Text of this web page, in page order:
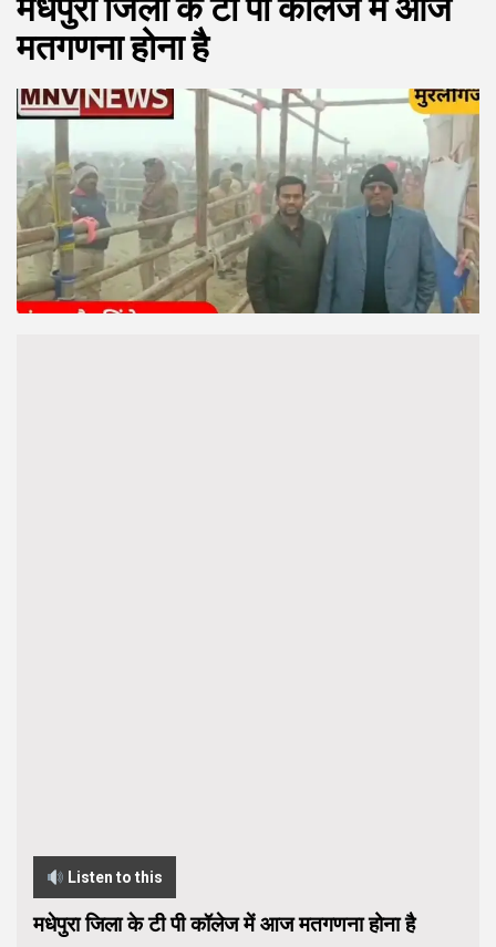
मधेपुरा जिला के टी पी कॉलेज में आज
मतगणना होना है
Listen to this
मधेपुरा जिला के टी पी कॉलेज में आज मतगणना होना है